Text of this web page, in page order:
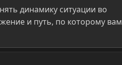
динамику ситуации во
и путь, по которому вам